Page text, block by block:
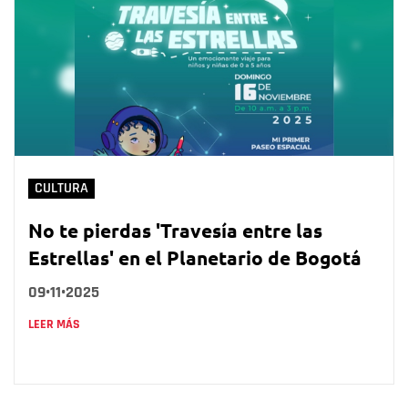
CULTURA
No te pierdas 'Travesía entre las
Estrellas' en el Planetario de Bogotá
09•11•2025
LEER MÁS